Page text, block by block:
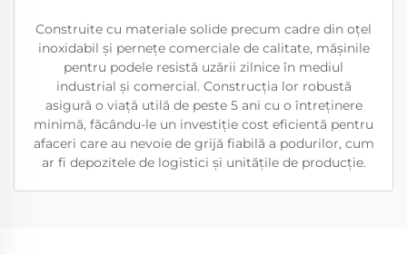
Construite cu materiale solide precum cadre din oțel
inoxidabil și pernețe comerciale de calitate, mășinile
pentru podele resistă uzării zilnice în mediul
industrial și comercial. Construcția lor robustă
asigură o viață utilă de peste 5 ani cu o întreținere
minimă, făcându-le un investiție cost eficientă pentru
afaceri care au nevoie de grijă fiabilă a podurilor, cum
ar fi depozitele de logistici și unitățile de producție.